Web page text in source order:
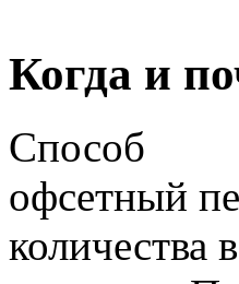
Когда и
Способ
офсетный
количества